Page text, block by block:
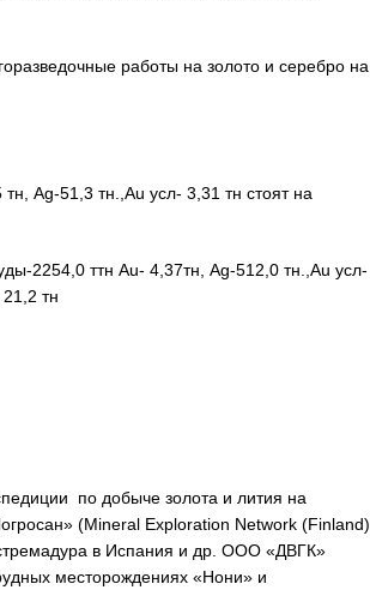
работы на золото и серебро на
Ag-51,3 тн.,Au усл- 3,31 тн стоят на
2254,0 ттн Au- 4,37тн, Ag-512,0 тн.,Au усл-
тн
по добыче золота и лития на
(Mineral Exploration Network (Finland)
в Испания и др. ООО «ДВГК»
месторождениях «Нони» и